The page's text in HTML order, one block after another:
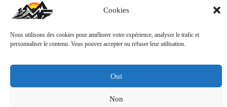
Cookies
Nous utilisons des cookies pour améliorer votre expérience, analyser le trafic et
personnaliser le contenu. Vous pouvez accepter ou refuser leur utilisation.
Oui
Non
Inscris-
toi
J'accepte laPolitique de confidentialité.